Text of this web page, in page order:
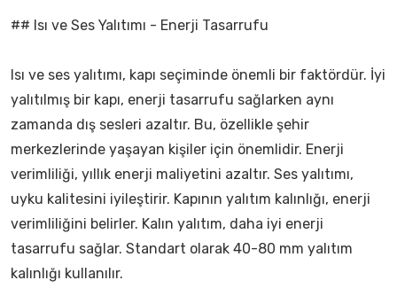
## Isı ve Ses Yalıtımı - Enerji Tasarrufu
Isı ve ses yalıtımı, kapı seçiminde önemli bir faktördür. İyi
yalıtılmış bir kapı, enerji tasarrufu sağlarken aynı
zamanda dış sesleri azaltır. Bu, özellikle şehir
merkezlerinde yaşayan kişiler için önemlidir. Enerji
verimliliği, yıllık enerji maliyetini azaltır. Ses yalıtımı,
uyku kalitesini iyileştirir. Kapının yalıtım kalınlığı, enerji
verimliliğini belirler. Kalın yalıtım, daha iyi enerji
tasarrufu sağlar. Standart olarak 40-80 mm yalıtım
kalınlığı kullanılır.